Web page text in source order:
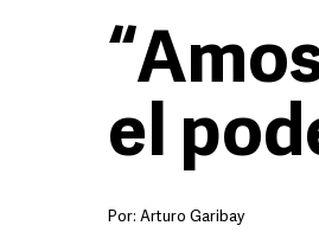
el
Por: Arturo Garibay